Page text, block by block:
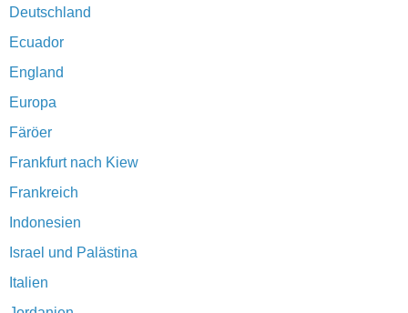
Deutschland
Ecuador
England
Europa
Färöer
Frankfurt nach Kiew
Frankreich
Indonesien
Israel und Palästina
Italien